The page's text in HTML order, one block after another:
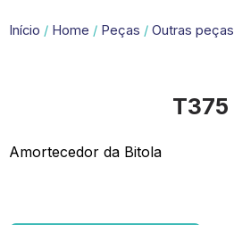
Início / Home / Peças / Outras peças
T375
Amortecedor da Bitola